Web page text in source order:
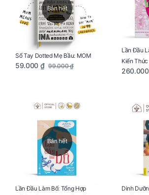
Bán hết
Sổ Tay Dotted Mẹ Bầu: MOM
59.000 ₫ 99.000 ₫
Lần Đầu
Kiến
Thai Và
Bán hết
Lần Đầu Làm Bố: Tổng Hợp
Dinh